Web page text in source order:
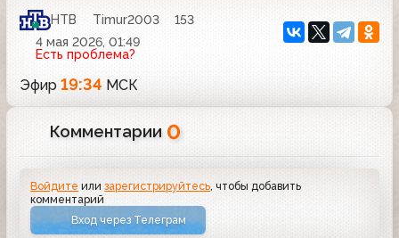
НТВ Timur2003
153
4 мая 2026, 01:49
Есть проблема?
Эфир 19:34 МСК
Комментарии 0
Войдите илизарегистрируйтесь , чтобы добавить
комментарий
Вход через Телеграм